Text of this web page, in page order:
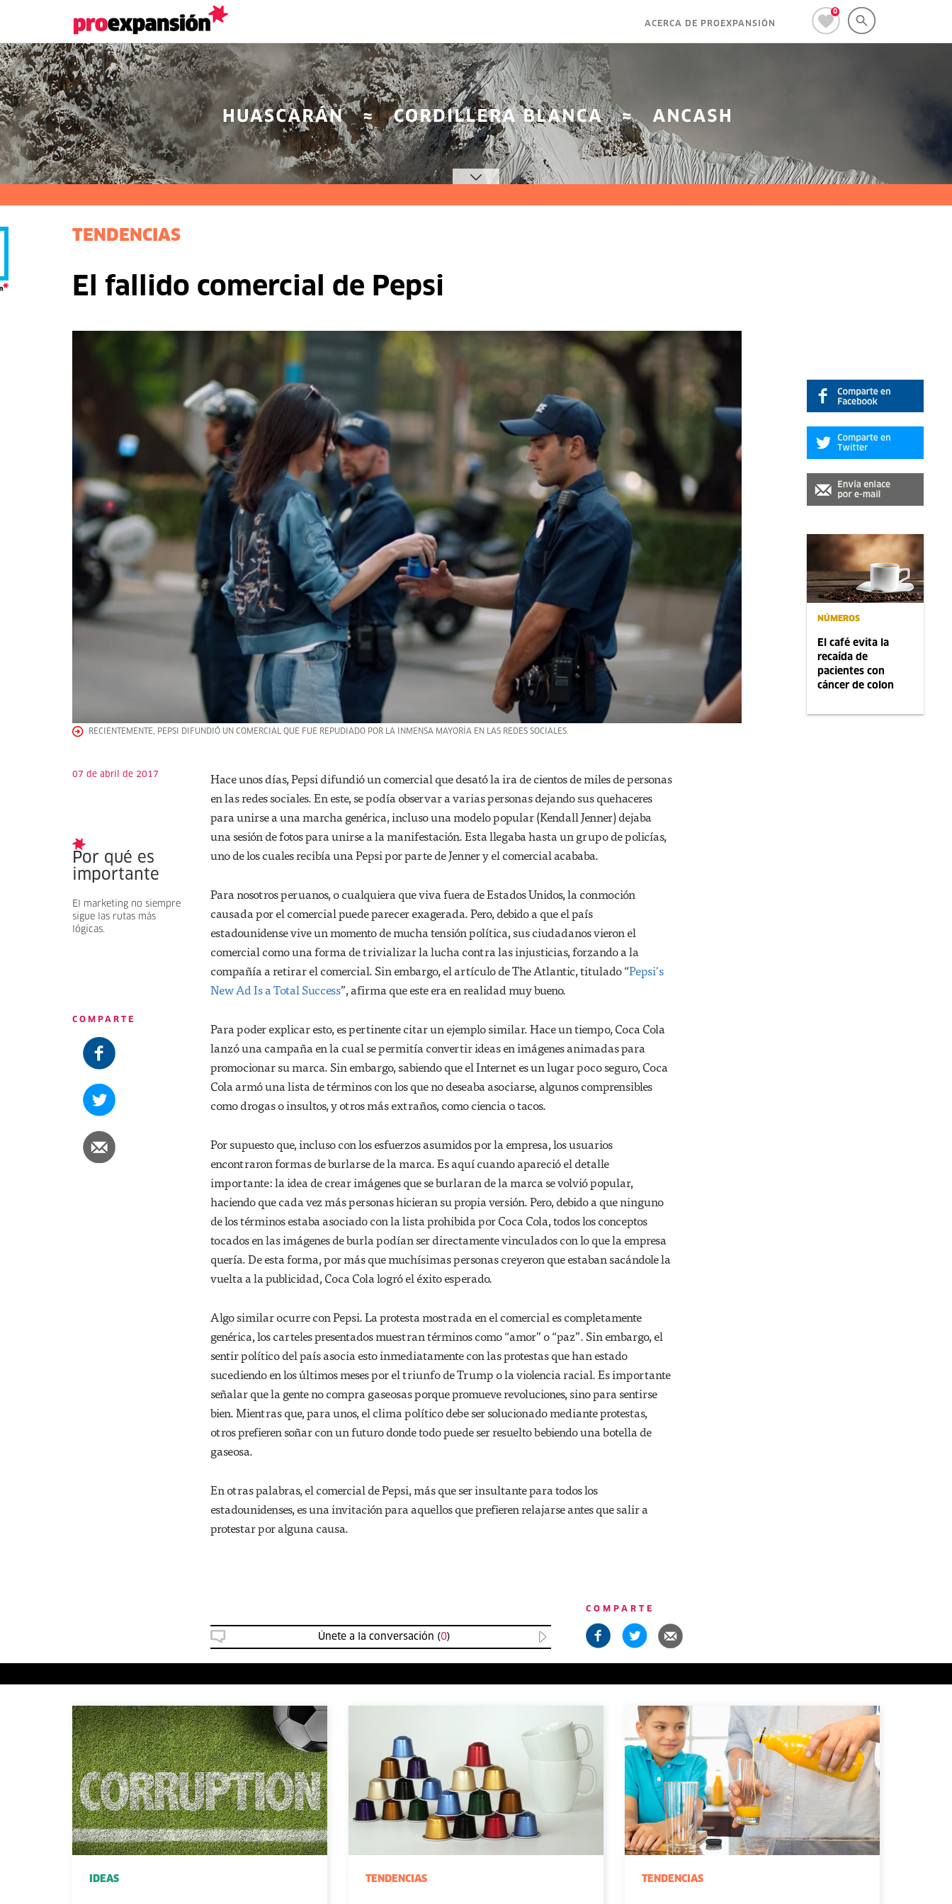
0
ACERCA DE PROEXPANSIÓN
NÚMEROS
El café evita la
recaída de
pacientes con
cáncer de colon
TENDENCIAS
El fallido comercial de Pepsi
RECIENTEMENTE, PEPSI DIFUNDIÓ UN COMERCIAL QUE FUE REPUDIADO POR LA INMENSA MAYORÍA EN LAS REDES SOCIALES.
07 de abril de 2017
Por qué es
importante
El marketing no siempre
sigue las rutas más
lógicas.
COMPARTE
Hace unos días, Pepsi difundió un comercial que desató la ira de cientos de miles de personas
en las redes sociales. En este, se podía observar a varias personas dejando sus quehaceres
para unirse a una marcha genérica, incluso una modelo popular (Kendall Jenner) dejaba
una sesión de fotos para unirse a la manifestación. Esta llegaba hasta un grupo de policías,
uno de los cuales recibía una Pepsi por parte de Jenner y el comercial acababa.
Para nosotros peruanos, o cualquiera que viva fuera de Estados Unidos, la conmoción
causada por el comercial puede parecer exagerada. Pero, debido a que el país
estadounidense vive un momento de mucha tensión política, sus ciudadanos vieron el
comercial como una forma de trivializar la lucha contra las injusticias, forzando a la
compañía a retirar el comercial. Sin embargo, el artículo de The Atlantic, titulado “Pepsi's
New Ad Is a Total Success”, afirma que este era en realidad muy bueno.
Para poder explicar esto, es pertinente citar un ejemplo similar. Hace un tiempo, Coca Cola
lanzó una campaña en la cual se permitía convertir ideas en imágenes animadas para
promocionar su marca. Sin embargo, sabiendo que el Internet es un lugar poco seguro, Coca
Cola armó una lista de términos con los que no deseaba asociarse, algunos comprensibles
como drogas o insultos, y otros más extraños, como ciencia o tacos.
Por supuesto que, incluso con los esfuerzos asumidos por la empresa, los usuarios
encontraron formas de burlarse de la marca. Es aquí cuando apareció el detalle
importante: la idea de crear imágenes que se burlaran de la marca se volvió popular,
haciendo que cada vez más personas hicieran su propia versión. Pero, debido a que ninguno
de los términos estaba asociado con la lista prohibida por Coca Cola, todos los conceptos
tocados en las imágenes de burla podían ser directamente vinculados con lo que la empresa
quería. De esta forma, por más que muchísimas personas creyeron que estaban sacándole la
vuelta a la publicidad, Coca Cola logró el éxito esperado.
Algo similar ocurre con Pepsi. La protesta mostrada en el comercial es completamente
genérica, los carteles presentados muestran términos como “amor” o “paz”. Sin embargo, el
sentir político del país asocia esto inmediatamente con las protestas que han estado
sucediendo en los últimos meses por el triunfo de Trump o la violencia racial. Es importante
señalar que la gente no compra gaseosas porque promueve revoluciones, sino para sentirse
bien. Mientras que, para unos, el clima político debe ser solucionado mediante protestas,
otros prefieren soñar con un futuro donde todo puede ser resuelto bebiendo una botella de
gaseosa.
En otras palabras, el comercial de Pepsi, más que ser insultante para todos los
estadounidenses, es una invitación para aquellos que prefieren relajarse antes que salir a
protestar por alguna causa.
Únete a la conversación (0)
COMPARTE
IDEAS TENDENCIAS TENDENCIAS